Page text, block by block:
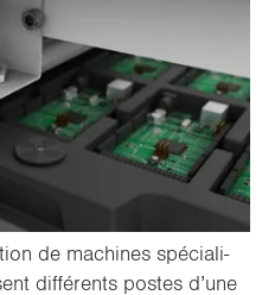
de ma­chines spé­cia­li­
dif­fé­rents postes d’une